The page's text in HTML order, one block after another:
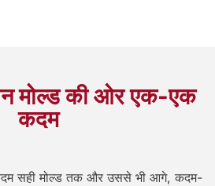
मोल्ड की ओर एक-एक
कदम
सही मोल्ड तक और उससे भी आगे, कदम-